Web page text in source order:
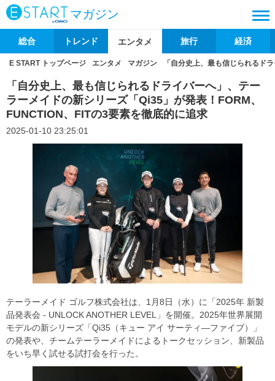
マガジン
総合 トレンド エンタメ 旅行 経済
E START トップページ エンタメ マガジン 「自分史上、最も信じられるド
「自分史上、最も信じられるドライバーへ」、テー
ラーメイドの新シリーズ「Qi35」が発表！FORM、
FUNCTION、FITの3要素を徹底的に追求
2025-01-10 23:25:01
テーラーメイド ゴルフ株式会社は、1月8日（水）に「2025年 新製
品発表会 - UNLOCK ANOTHER LEVEL」を開催。2025年世界展開
モデルの新シリーズ「Qi35（キュー アイ サーティ―ファイブ）」
の発表や、チームテーラーメイドによるトークセッション、新製品
をいち早く試せる試打会を行った。